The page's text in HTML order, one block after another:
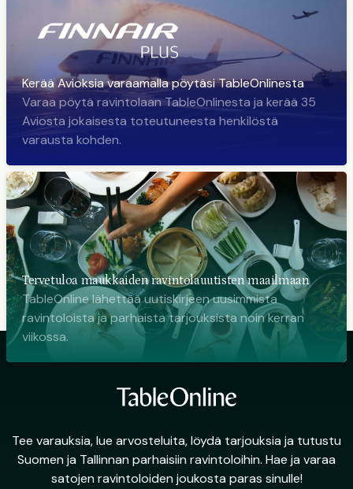
Kerää Avioksia varaamalla pöytäsi TableOnlinesta
Varaa pöytä ravintolaan TableOnlinesta ja kerää 35
Aviosta jokaisesta toteutuneesta henkilöstä
varausta kohden.
Tervetuloa maukkaiden ravintolauutisten maailmaan
TableOnline lähettää uutiskirjeen uusimmista
ravintoloista ja parhaista tarjouksista noin kerran
viikossa.
Tee varauksia, lue arvosteluita, löydä tarjouksia ja tutustu
Suomen ja Tallinnan parhaisiin ravintoloihin. Hae ja varaa
satojen ravintoloiden joukosta paras sinulle!